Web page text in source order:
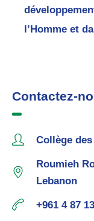
l’Homme et
Contactez-
Collège
Roumieh
Lebanon
+961 4 87